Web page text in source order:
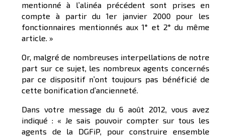
mentionné à l’alinéa précédent sont prises en
compte à partir du 1er janvier 2000 pour les
fonctionnaires mentionnés aux 1° et 2° du même
article. »
Or, malgré de nombreuses interpellations de notre
part sur ce sujet, les nombreux agents concernés
par ce dispositif n’ont toujours pas bénéficié de
cette bonification d’ancienneté.
Dans votre message du 6 août 2012, vous avez
indiqué : « Je sais pouvoir compter sur tous les
agents de la DGFiP, pour construire ensemble